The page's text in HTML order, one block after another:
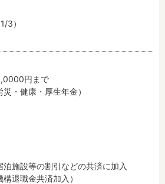
3）
円まで
・健康・厚生年金）
施設等の割引などの共済に加入
退職金共済加入）